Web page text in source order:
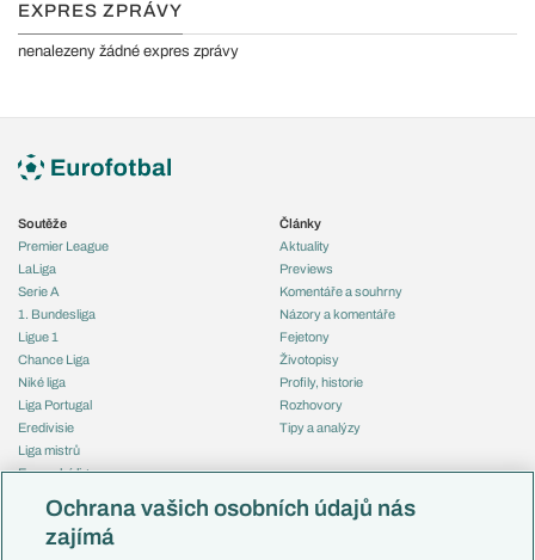
EXPRES ZPRÁVY
nenalezeny žádné expres zprávy
Soutěže
Premier League
LaLiga
Serie A
1. Bundesliga
Ligue 1
Chance Liga
Niké liga
Liga Portugal
Eredivisie
Liga mistrů
Evropská liga
Mistrovství světa
Liga národů
Články
Aktuality
Previews
Komentáře a souhrny
Názory a komentáře
Fejetony
Životopisy
Profily, historie
Rozhovory
Tipy a analýzy
Česko
Ochrana vašich osobních údajů nás
zajímá